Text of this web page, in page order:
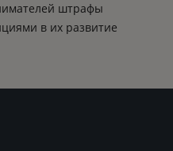
штрафы
в их развитие